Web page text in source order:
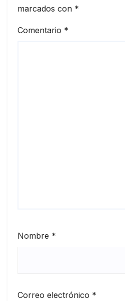
marcados con *
Comentario *
Nombre *
Correo electrónico *